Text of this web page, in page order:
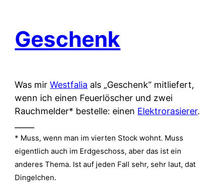
Geschenk
Was mirWestfalia als „Geschenk“ mitliefert,
wenn ich einen Feuerlöscher und zwei
Rauchmelder* bestelle: einen Elektrorasierer.
* Muss, wenn man im vierten Stock wohnt. Muss
eigentlich auch im Erdgeschoss, aber das ist ein
anderes Thema. Ist auf jeden Fall sehr, sehr laut, dat
Dingelchen.